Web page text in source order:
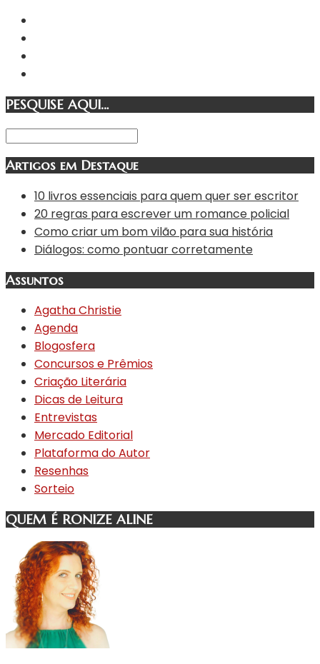
PESQUISE AQUI…
Artigos em Destaque
10 livros essenciais para quem quer ser escritor
20 regras para escrever um romance policial
Como criar um bom vilão para sua história
Diálogos: como pontuar corretamente
Assuntos
Agatha Christie
Agenda
Blogosfera
Concursos e Prêmios
Criação Literária
Dicas de Leitura
Entrevistas
Mercado Editorial
Plataforma do Autor
Resenhas
Sorteio
QUEM É RONIZE ALINE